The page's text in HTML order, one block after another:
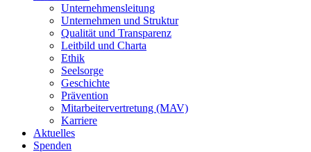
Unternehmensleitung
Unternehmen und Struktur
Qualität und Transparenz
Leitbild und Charta
Ethik
Seelsorge
Geschichte
Prävention
Mitarbeitervertretung (MAV)
Karriere
Aktuelles
Spenden